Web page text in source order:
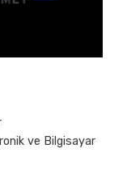
ve Bilgisayar